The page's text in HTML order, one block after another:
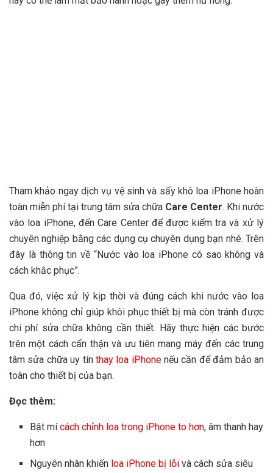
Tham khảo ngay dịch vụ vệ sinh và sấy khô loa iPhone hoàn
toàn miễn phí tại trung tâm sửa chữa Care Center. Khi nước
vào loa iPhone, đến Care Center để được kiểm tra và xử lý
chuyên nghiệp bằng các dụng cụ chuyên dụng bạn nhé. Trên
đây là thông tin về “Nước vào loa iPhone có sao không và
cách khắc phục”.
Qua đó, việc xử lý kịp thời và đúng cách khi nước vào loa
iPhone không chỉ giúp khôi phục thiết bị mà còn tránh được
chi phí sửa chữa không cần thiết. Hãy thực hiện các bước
trên một cách cẩn thận và ưu tiên mang máy đến các trung
tâm sửa chữa uy tínthay loa iPhonenếu cần để đảm bảo an
toàn cho thiết bị của bạn.
Đọc thêm:
Bật mícách chỉnh loa trong iPhone to hơn, âm thanh hay
hơn
Nguyên nhân khiến loa iPhone bị lỗi và cách sửa siêu